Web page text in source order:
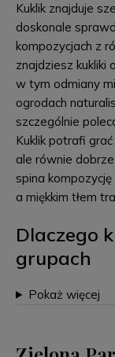
Kuklik znajduje
doskonale
kompozycjach z
znajdziesz kukliki
w tym odmiany
ogrodach
szczególnie
Kuklik potrafi
ale równie dobrze
spina
a miękkim tłem
Dlaczego
grupach
Pokaż więcej